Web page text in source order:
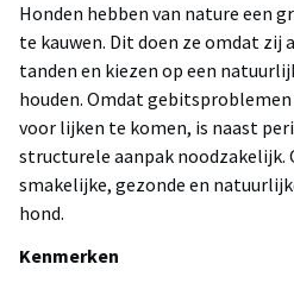
Honden hebben van nature een
te kauwen. Dit doen ze omdat zij
tanden en kiezen op een
houden. Omdat
voor lijken te komen, is naast
structurele aanpak noodzakelijk.
smakelijke, gezonde en
hond.
Kenmerken